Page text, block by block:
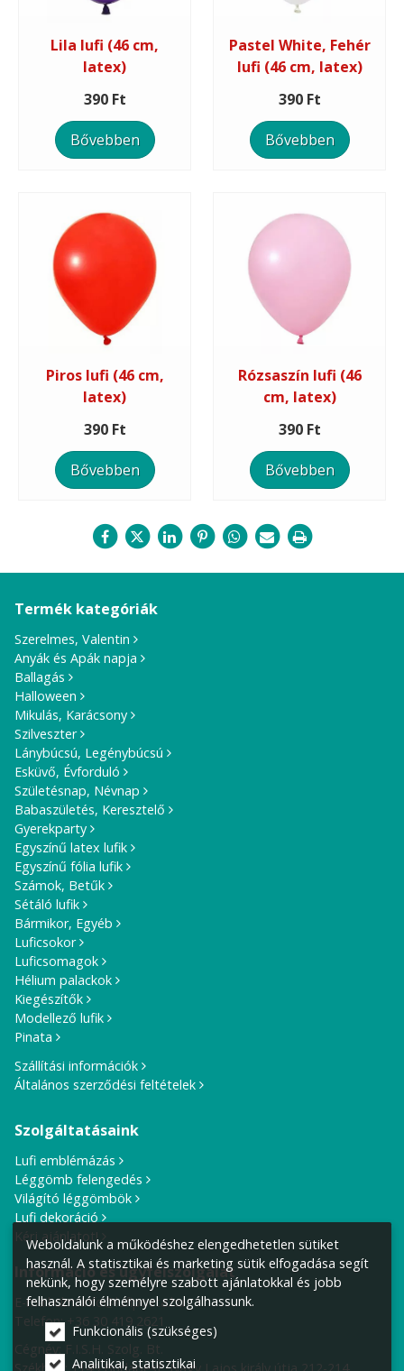
Lila lufi (46 cm,
latex)
390 Ft
Bővebben
Pastel White, Fehér
lufi (46 cm, latex)
390 Ft
Bővebben
Piros lufi (46 cm,
latex)
390 Ft
Bővebben
Rózsaszín lufi (46
cm, latex)
390 Ft
Bővebben
Termék kategóriák
Szerelmes, Valentin
Anyák és Apák napja
Ballagás
Halloween
Mikulás, Karácsony
Szilveszter
Lánybúcsú, Legénybúcsú
Esküvő, Évforduló
Születésnap, Névnap
Babaszületés, Keresztelő
Gyerekparty
Egyszínű latex lufik
Egyszínű fólia lufik
Számok, Betűk
Sétáló lufik
Bármikor, Egyéb
Luficsokor
Luficsomagok
Hélium palackok
Kiegészítők
Modellező lufik
Pinata
Szállítási információk
Általános szerződési feltételek
Szolgáltatásaink
Lufi emblémázás
Léggömb felengedés
Világító léggömbök
Lufi dekoráció
Kérj ajánlatot!
Információ és ügyfélszolgálat
E-mail cím:info@lufiposta.hu
Telefon:+36 30 419 2621
Cégnév: F.I.S.H. Szolg. Bt.
Weboldalunk a működéshez elengedhetetlen sütiket
használ. A statisztikai és marketing sütik elfogadása segít
nekünk, hogy személyre szabott ajánlatokkal és jobb
felhasználói élménnyel szolgálhassunk.
Funkcionális (szükséges)
Analitikai, statisztikai